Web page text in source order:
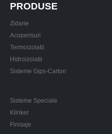
PRODUSE
Zidarie
Acoperisuri
Termoizolatii
Hidroizolatii
Sisteme Gips-Carton
Sisteme Speciale
Klinker
Finisaje